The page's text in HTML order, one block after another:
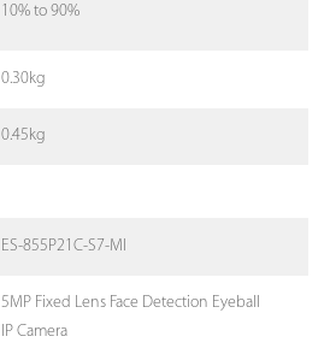
10% to 90%
0.30kg
0.45kg
ES-855P21C-S7-MI
5MP Fixed Lens Face Detection Eyeball
IP Camera